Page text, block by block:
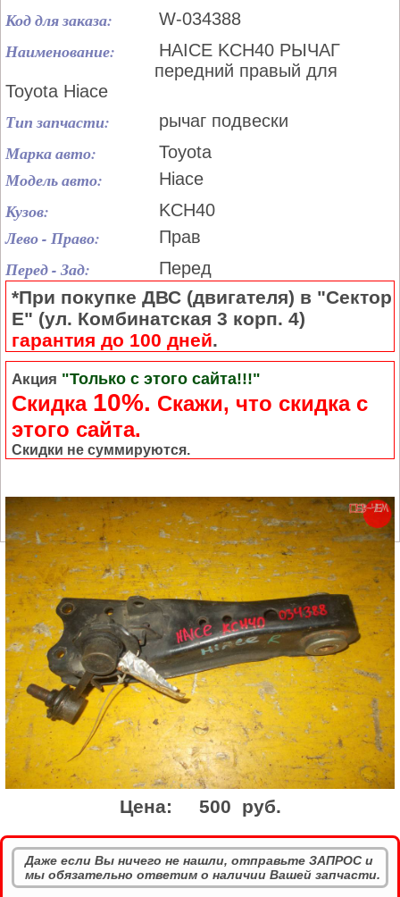
Код для заказа: W-034388
Наименование:
HAICE KCH40 РЫЧАГ
передний правый для
Toyota Hiace
Тип запчасти: рычаг подвески
Марка авто: Toyota
Модель авто: Hiace
Кузов: KCH40
Лево - Право: Прав
Перед - Зад: Перед
*При покупке ДВС (двигателя) в "Сектор
Е" (ул. Комбинатская 3 корп. 4)
гарантия до 100 дней.
Акция "Только с этого сайта!!!"
Скидка 10%. Cкажи, что скидка с
этого сайта.
Скидки не суммируются.
Цена: 500 руб.
Даже если Вы ничего не нашли, отправьте ЗАПРОС и
мы обязательно ответим о наличии Вашей запчасти.